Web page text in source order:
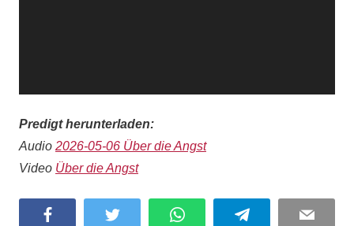
Predigt herunterladen:
Audio 2026-05-06 Über die Angst
Video Über die Angst
Facebook Twitter WhatsApp Telegram Email